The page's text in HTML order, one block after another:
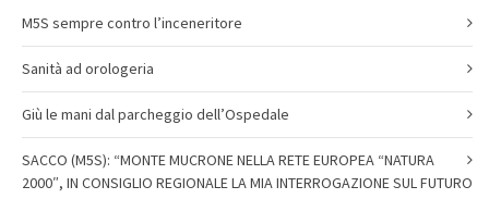
M5S sempre contro l’inceneritore
Sanità ad orologeria
Giù le mani dal parcheggio dell’Ospedale
SACCO (M5S): “MONTE MUCRONE NELLA RETE EUROPEA “NATURA
2000″, IN CONSIGLIO REGIONALE LA MIA INTERROGAZIONE SUL FUTURO